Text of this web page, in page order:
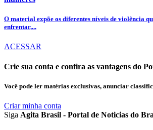
O material expõe os diferentes níveis de violência
enfrentar,...
ACESSAR
Crie sua conta e confira as vantagens do
Você pode ler matérias exclusivas, anunciar
Criar minha conta
Siga Agita Brasil - Portal de Noticias do